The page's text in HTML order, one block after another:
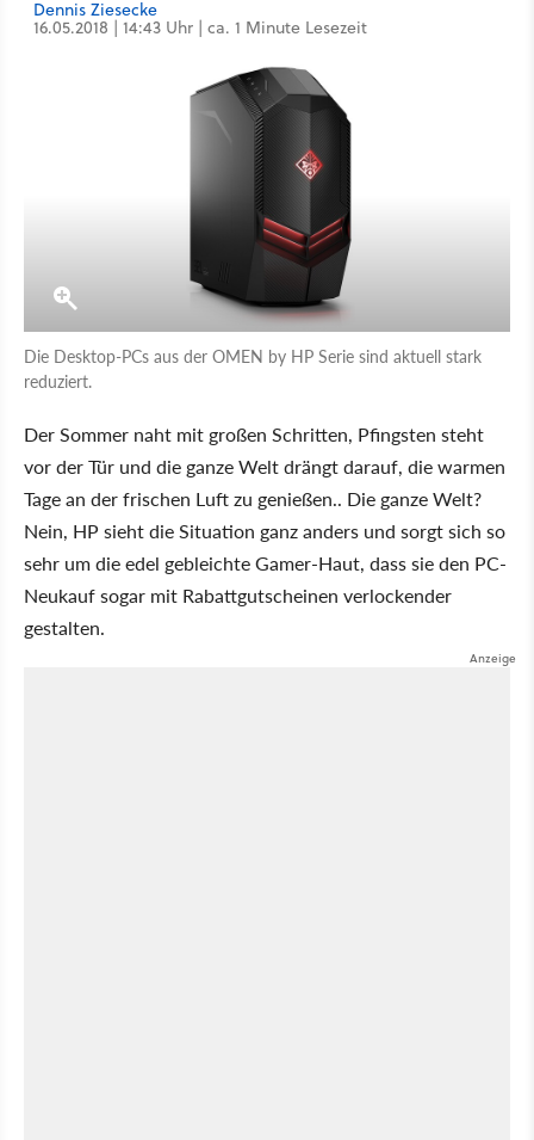
Dennis Ziesecke
16.05.2018 | 14:43 Uhr | ca. 1 Minute Lesezeit
Die Desktop-PCs aus der OMEN by HP Serie sind aktuell stark
reduziert.
Der Sommer naht mit großen Schritten, Pfingsten steht
vor der Tür und die ganze Welt drängt darauf, die warmen
Tage an der frischen Luft zu genießen.. Die ganze Welt?
Nein, HP sieht die Situation ganz anders und sorgt sich so
sehr um die edel gebleichte Gamer-Haut, dass sie den PC-
Neukauf sogar mit Rabattgutscheinen verlockender
gestalten.